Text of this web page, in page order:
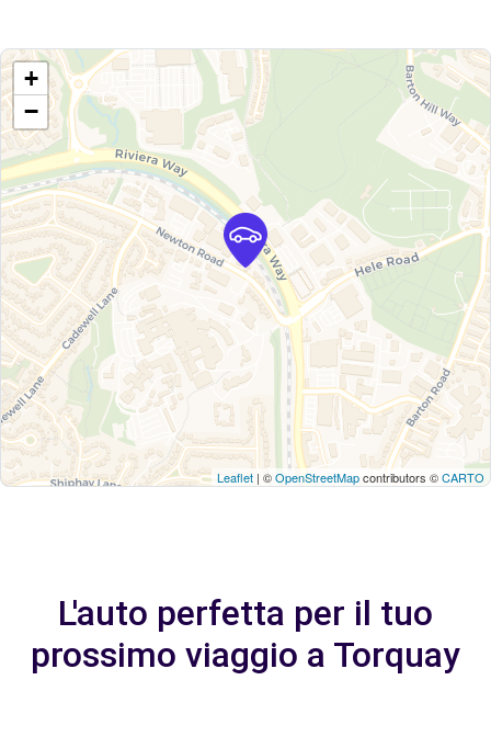
+
−
Leaflet | ©OpenStreetMapcontributors ©CARTO
L'auto perfetta per il tuo
prossimo viaggio a Torquay